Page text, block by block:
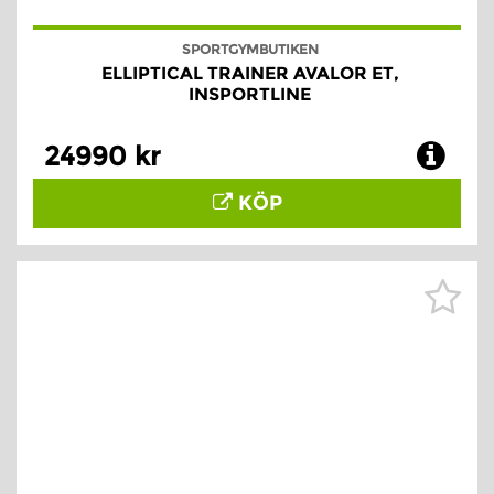
SPORTGYMBUTIKEN
ELLIPTICAL TRAINER AVALOR ET,
INSPORTLINE
24990 kr
KÖP